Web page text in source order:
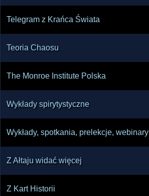
Telegram z Krańca Świata
Teoria Chaosu
The Monroe Institute Polska
Wykłady spirytystyczne
Wykłady, spotkania, prelekcje, webinary
Z Ałtaju widać więcej
Z Kart Historii